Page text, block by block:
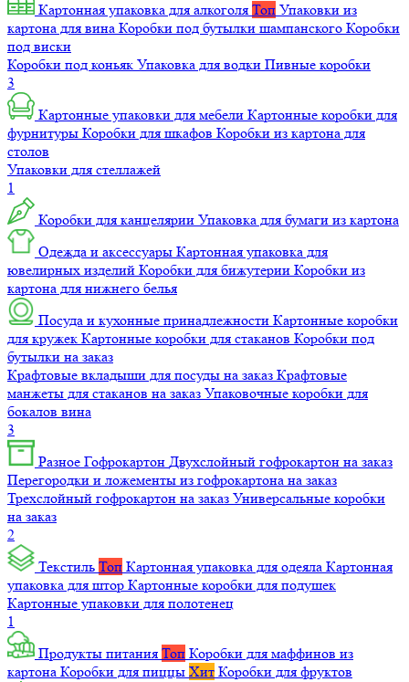
Картонная упаковка для алкоголя Топ Упаковки из
картона для вина Коробки под бутылки шампанского Коробки
под виски
Коробки под коньяк Упаковка для водки Пивные коробки
3
Картонные упаковки для мебели Картонные коробки для
фурнитуры Коробки для шкафов Коробки из картона для
столов
Упаковки для стеллажей
1
Коробки для канцелярии Упаковка для бумаги из картона
Одежда и аксессуары Картонная упаковка для
ювелирных изделий Коробки для бижутерии Коробки из
картона для нижнего белья
Посуда и кухонные принадлежности Картонные коробки
для кружек Картонные коробки для стаканов Коробки под
бутылки на заказ
Крафтовые вкладыши для посуды на заказ Крафтовые
манжеты для стаканов на заказ Упаковочные коробки для
бокалов вина
3
Разное Гофрокартон Двухслойный гофрокартон на заказ
Перегородки и ложементы из гофрокартона на заказ
Трехслойный гофрокартон на заказ Универсальные коробки
на заказ
2
Текстиль Топ Картонная упаковка для одеяла Картонная
упаковка для штор Картонные коробки для подушек
Картонные упаковки для полотенец
1
Продукты питания Топ Коробки для маффинов из
картона Коробки для пиццы Хит Коробки для фруктов